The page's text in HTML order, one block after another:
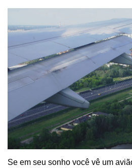
Se em seu sonho você vê um